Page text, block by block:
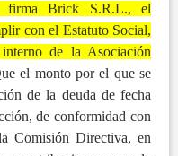
firma Brick S.R.L., el
con el Estatuto Social,
de la Asociación
el monto por el que se
de la deuda de fecha
de conformidad con
Comisión Directiva, en